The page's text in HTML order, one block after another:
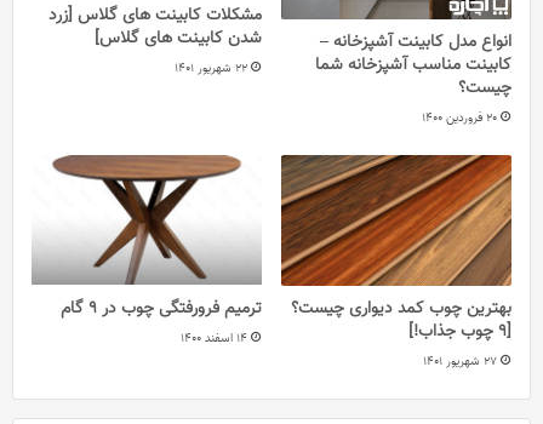
انواع مدل کابینت آشپزخانه –
کابینت مناسب آشپزخانه شما
چیست؟
20 فروردین 1400
مشکلات کابینت های گلاس [زرد
شدن کابینت های گلاس]
22 شهریور 1401
بهترین چوب کمد دیواری چیست؟
[9 چوب جذاب!]
27 شهریور 1401
ترمیم فرورفتگی چوب در 9 گام
14 اسفند 1400